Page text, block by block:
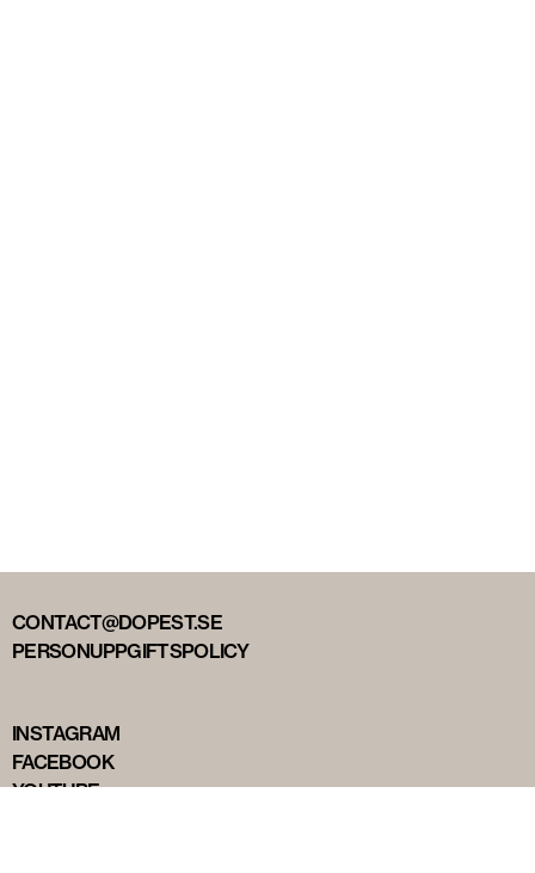
CONTACT@DOPEST.SE
PERSONUPPGIFTSPOLICY
INSTAGRAM
FACEBOOK
YOUTUBE